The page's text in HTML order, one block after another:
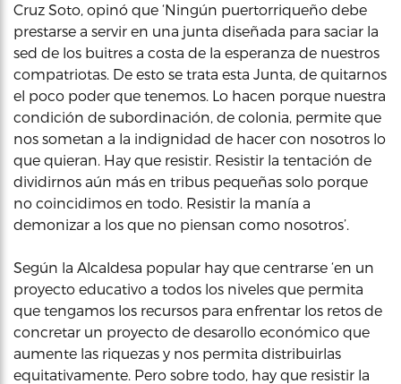
Cruz Soto, opinó que ‘Ningún puertorriqueño debe
prestarse a servir en una junta diseñada para saciar la
sed de los buitres a costa de la esperanza de nuestros
compatriotas. De esto se trata esta Junta, de quitarnos
el poco poder que tenemos. Lo hacen porque nuestra
condición de subordinación, de colonia, permite que
nos sometan a la indignidad de hacer con nosotros lo
que quieran. Hay que resistir. Resistir la tentación de
dividirnos aún más en tribus pequeñas solo porque
no coincidimos en todo. Resistir la manía a
demonizar a los que no piensan como nosotros’.
Según la Alcaldesa popular hay que centrarse ‘en un
proyecto educativo a todos los niveles que permita
que tengamos los recursos para enfrentar los retos de
concretar un proyecto de desarollo económico que
aumente las riquezas y nos permita distribuirlas
equitativamente. Pero sobre todo, hay que resistir la